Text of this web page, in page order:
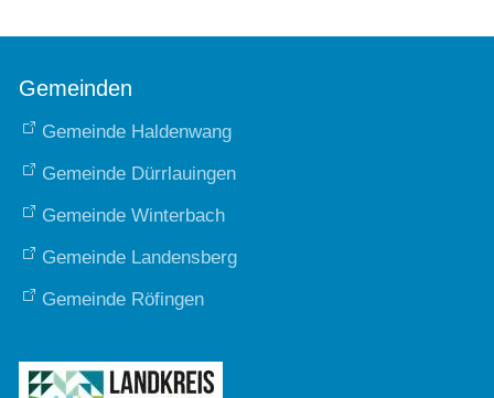
Gemeinden
Gemeinde Haldenwang
Gemeinde Dürrlauingen
Gemeinde Winterbach
Gemeinde Landensberg
Gemeinde Röfingen